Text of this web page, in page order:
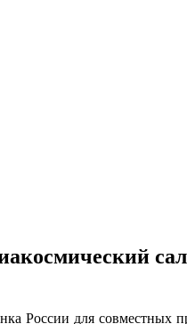
России для совместных